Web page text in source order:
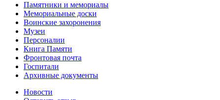
Памятники и мемориалы
Мемориальные доски
Воинские захоронения
Музеи
Персоналии
Книга Памяти
Фронтовая почта
Госпитали
Архивные документы
Новости